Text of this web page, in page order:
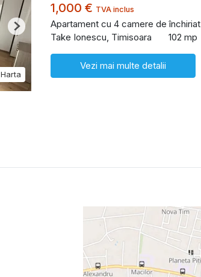
Harta
Next
1,000 € TVA inclus
Apartament cu 4 camere de închiriat
Take Ionescu, Timisoara
102 mp
Vezi mai multe detalii